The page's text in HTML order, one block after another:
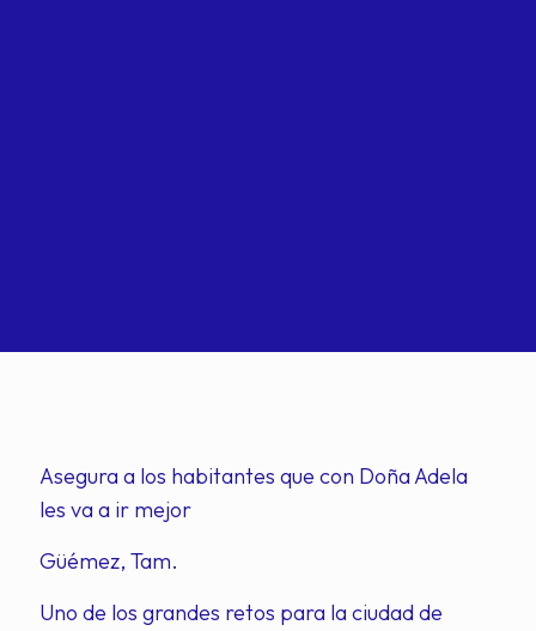
Asegura a los habitantes que con Doña Adela
les va a ir mejor
Güémez, Tam.
Uno de los grandes retos para la ciudad de